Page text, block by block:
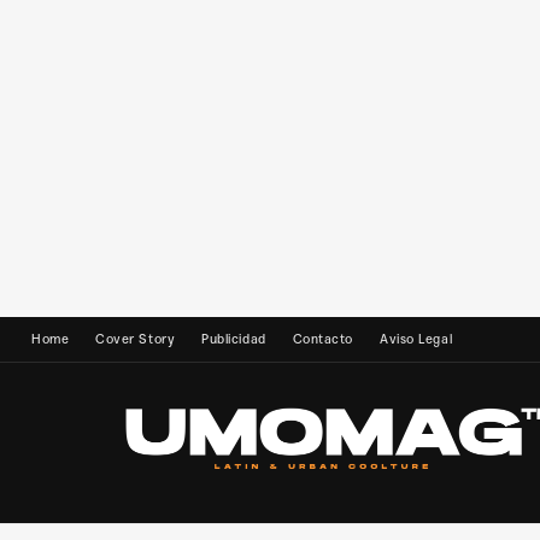
Home Cover Story Publicidad Contacto Aviso Legal